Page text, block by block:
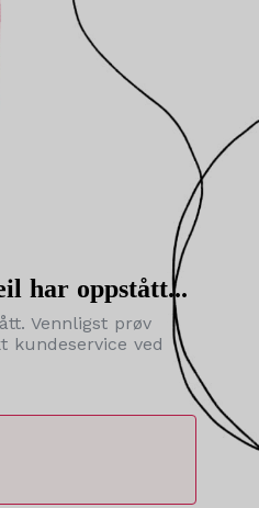
har oppstått...
Vennligst prøv
kundeservice ved